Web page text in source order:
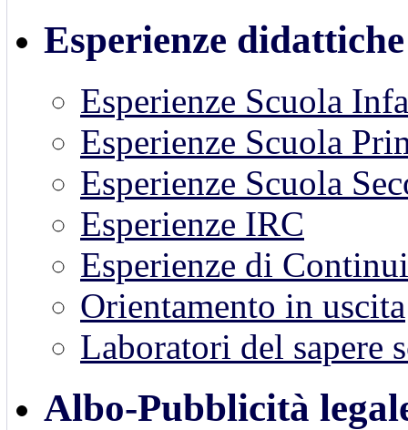
Esperienze didattiche
Esperienze Scuola
Esperienze Scuola
Esperienze Scuola
Esperienze IRC
Esperienze di
Orientamento in uscita
Laboratori del sapere
Albo-Pubblicità